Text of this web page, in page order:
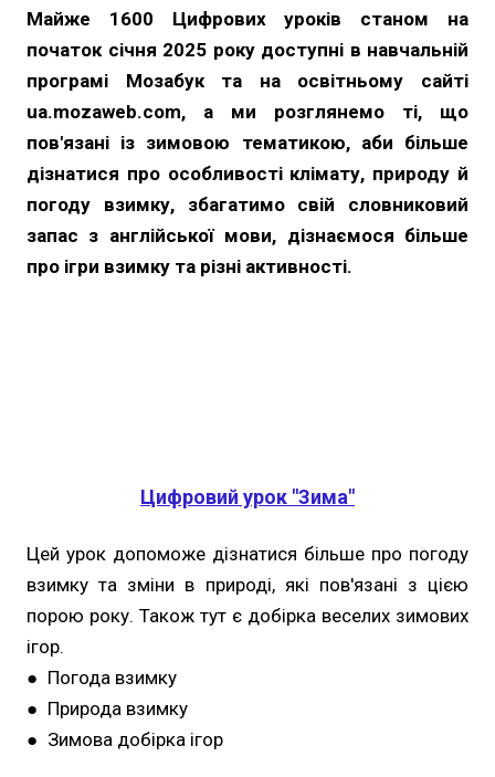
Майже 1600 Цифрових уроків станом на
початок січня 2025 року доступні в навчальній
програмі Мозабук та на освітньому сайті
ua.mozaweb.com, а ми розглянемо ті, що
пов'язані із зимовою тематикою, аби більше
дізнатися про особливості клімату, природу й
погоду взимку, збагатимо свій словниковий
запас з англійської мови, дізнаємося більше
про ігри взимку та різні активності.
Цифровий урок "Зима"
Цей урок допоможе дізнатися більше про погоду
взимку та зміни в природі, які пов'язані з цією
порою року. Також тут є добірка веселих зимових
ігор.
● Погода взимку
● Природа взимку
● Зимова добірка ігор